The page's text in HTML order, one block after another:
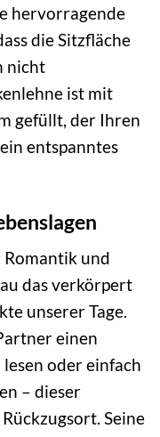
hervorragende
die Sitzfläche
nicht
ist mit
gefüllt, der Ihren
entspanntes
Romantik und
das verkörpert
unserer Tage.
einen
oder einfach
– dieser
Seine